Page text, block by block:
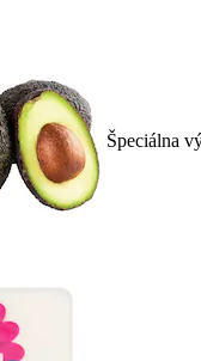
Špeciálna